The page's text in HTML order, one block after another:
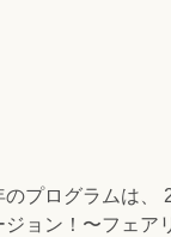
のプログラムは、
ジョン！〜フェア